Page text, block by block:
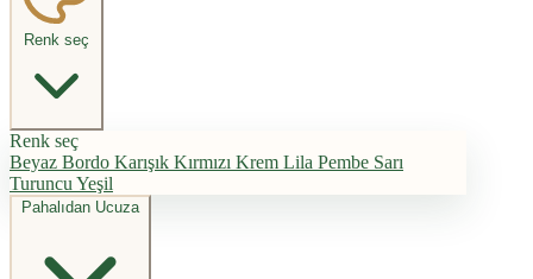
Renk seç
Renk seç
Beyaz Bordo Karışık Kırmızı Krem Lila Pembe Sarı
Turuncu Yeşil
Pahalıdan Ucuza